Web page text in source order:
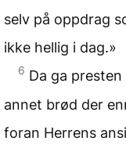
selv på oppdrag
ikke hellig i dag.»
6 Da ga
annet brød der
foran Herrens